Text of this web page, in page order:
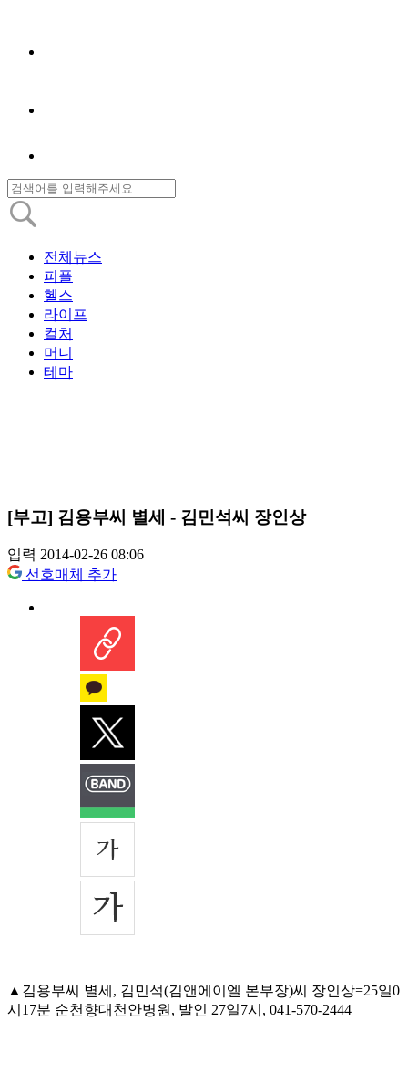
전체뉴스
피플
헬스
라이프
컬처
머니
테마
[부고] 김용부씨 별세 - 김민석씨 장인상
입력 2014-02-26 08:06
선호매체 추가
▲김용부씨 별세, 김민석(김앤에이엘 본부장)씨 장인상=25일0
시17분 순천향대천안병원, 발인 27일7시, 041-570-2444